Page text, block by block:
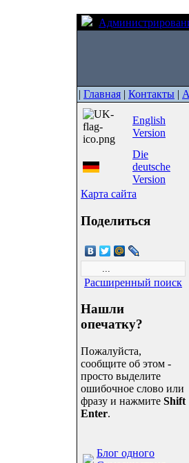
| Главная | Контакты |
English
Version
Die
deutsche
Version
Карта сайта
Поделиться
Расширенный поиск
Нашли
опечатку?
Пожалуйста,
сообщите об этом -
просто выделите
ошибочное слово или
фразу и нажмите Shift
Enter.
Блог одного